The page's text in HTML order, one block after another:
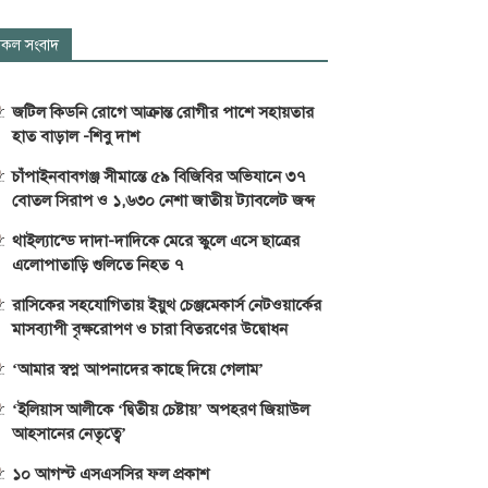
সংবাদ
জটিল কিডনি রোগে আক্রান্ত রোগীর পাশে সহায়তার
হাত বাড়াল -শিবু দাশ
চাঁপাইনবাবগঞ্জ সীমান্তে ৫৯ বিজিবির অভিযানে ৩৭
বোতল সিরাপ ও ১,৬৩০ নেশা জাতীয় ট্যাবলেট জব্দ
থাইল্যান্ডে দাদা-দাদিকে মেরে স্কুলে এসে ছাত্রের
এলোপাতাড়ি গুলিতে নিহত ৭
রাসিকের সহযোগিতায় ইয়ুথ চেঞ্জমেকার্স নেটওয়ার্কের
মাসব্যাপী বৃক্ষরোপণ ও চারা বিতরণের উদ্বোধন
‘আমার স্বপ্ন আপনাদের কাছে দিয়ে গেলাম’
‘ইলিয়াস আলীকে ‘দ্বিতীয় চেষ্টায়’ অপহরণ জিয়াউল
আহসানের নেতৃত্বে’
১০ আগস্ট এসএসসির ফল প্রকাশ